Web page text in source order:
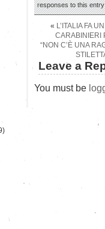
responses to this
« L’ITALIA FA
CARABINIERI
“NON C’È UNA
Leave a
You must be